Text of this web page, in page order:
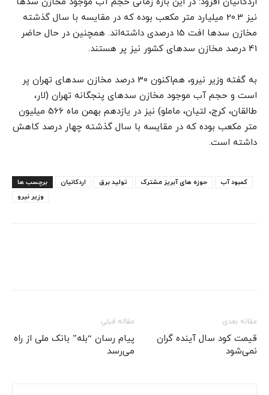
نیز 20.3 میلیارد متر مکعب بوده که در مقایسه با سال گذشته
مخازن سدها افت 15 درصدی داشته‌اند. همچنین در حال حاضر
41 درصد مخازن سدهای کشور نیز پر هستند.
به گفته وزیر نیرو، هم‌اکنون 30 درصد مخازن سدهای تهران پر
است و حجم آب موجود مخازن سدهای پنجگانه تهران (لار،
طالقان، کرج، لتیان، ماملو) نیز در یازدهم بهمن‌ ماه 566 میلیون
متر مکعب بوده که در مقایسه با سال گذشته چهار درصد کاهش
داشته است.
برچسب ها اردکانیان تولید برق حوزه های آبریز مشترک
کمبود آب
وزیر نیرو
مقاله قبلی
پیام رسان “بله” بانک ملی از راه
می‌رسد
مقاله بعدی
قیمت کود سال آینده گران
نمی‌شود